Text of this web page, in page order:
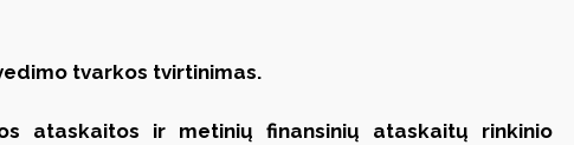
tvarkos tvirtinimas.
ataskaitos ir metinių finansinių ataskaitų rinkinio